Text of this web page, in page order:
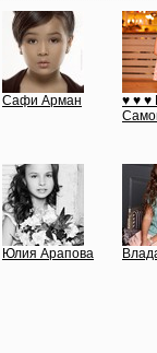
Сафи Арман
♥ ♥ ♥
Юлия Арапова